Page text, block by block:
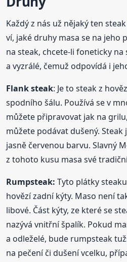
Každý z nás už nějaký ten
ví, jaké druhy masa se na jeho
na steak, chcete-li foneticky
a vyzrálé, čemuž odpovídá i
Flank steak: Je to steak z
spodního šálu. Používá se v
můžete připravovat jak na
můžete podávat dušený. Steak
jasně červenou barvu. Slavný
z tohoto kusu masa své
Rumpsteak: Tyto plátky
hovězí zadní kýty. Maso není
libové. Část kýty, ze které se
nazývá vnitřní špalík. Pokud
a odleželé, bude rumpsteak
na pečení či dušení vcelku,